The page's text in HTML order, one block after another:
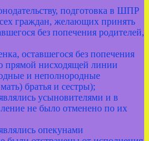
подготовка в ШПР
граждан, желающих принять
без попечения родителей,
оставшегося без попечения
прямой нисходящей линии
и неполнородные
братья и сестры);
усыновителями и в
не было отменено по их
опекунами